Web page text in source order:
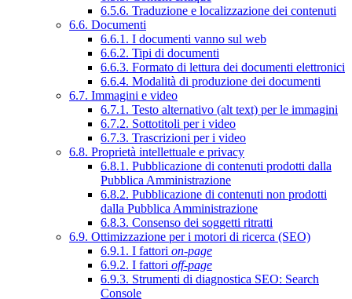
6.5.6. Traduzione e localizzazione dei contenuti
6.6. Documenti
6.6.1. I documenti vanno sul web
6.6.2. Tipi di documenti
6.6.3. Formato di lettura dei documenti elettronici
6.6.4. Modalità di produzione dei documenti
6.7. Immagini e video
6.7.1. Testo alternativo (alt text) per le immagini
6.7.2. Sottotitoli per i video
6.7.3. Trascrizioni per i video
6.8. Proprietà intellettuale e privacy
6.8.1. Pubblicazione di contenuti prodotti dalla
Pubblica Amministrazione
6.8.2. Pubblicazione di contenuti non prodotti
dalla Pubblica Amministrazione
6.8.3. Consenso dei soggetti ritratti
6.9. Ottimizzazione per i motori di ricerca (SEO)
6.9.1. I fattori on-page
6.9.2. I fattori off-page
6.9.3. Strumenti di diagnostica SEO: Search
Console